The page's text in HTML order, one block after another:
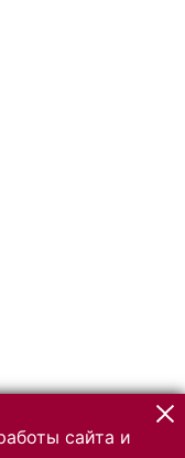
сайта и